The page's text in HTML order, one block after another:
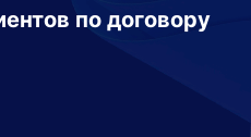
по договору